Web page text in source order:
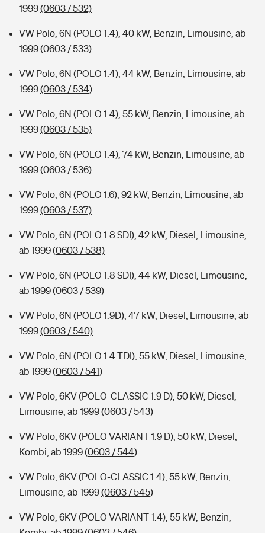
1999(0603 / 532)
VW Polo, 6N (POLO 1.4), 40 kW, Benzin, Limousine, ab
1999(0603 / 533)
VW Polo, 6N (POLO 1.4), 44 kW, Benzin, Limousine, ab
1999(0603 / 534)
VW Polo, 6N (POLO 1.4), 55 kW, Benzin, Limousine, ab
1999(0603 / 535)
VW Polo, 6N (POLO 1.4), 74 kW, Benzin, Limousine, ab
1999(0603 / 536)
VW Polo, 6N (POLO 1.6), 92 kW, Benzin, Limousine, ab
1999(0603 / 537)
VW Polo, 6N (POLO 1.8 SDI), 42 kW, Diesel, Limousine,
ab 1999(0603 / 538)
VW Polo, 6N (POLO 1.8 SDI), 44 kW, Diesel, Limousine,
ab 1999(0603 / 539)
VW Polo, 6N (POLO 1.9D), 47 kW, Diesel, Limousine, ab
1999(0603 / 540)
VW Polo, 6N (POLO 1.4 TDI), 55 kW, Diesel, Limousine,
ab 1999(0603 / 541)
VW Polo, 6KV (POLO-CLASSIC 1.9 D), 50 kW, Diesel,
Limousine, ab 1999(0603 / 543)
VW Polo, 6KV (POLO VARIANT 1.9 D), 50 kW, Diesel,
Kombi, ab 1999(0603 / 544)
VW Polo, 6KV (POLO-CLASSIC 1.4), 55 kW, Benzin,
Limousine, ab 1999(0603 / 545)
VW Polo, 6KV (POLO VARIANT 1.4), 55 kW, Benzin,